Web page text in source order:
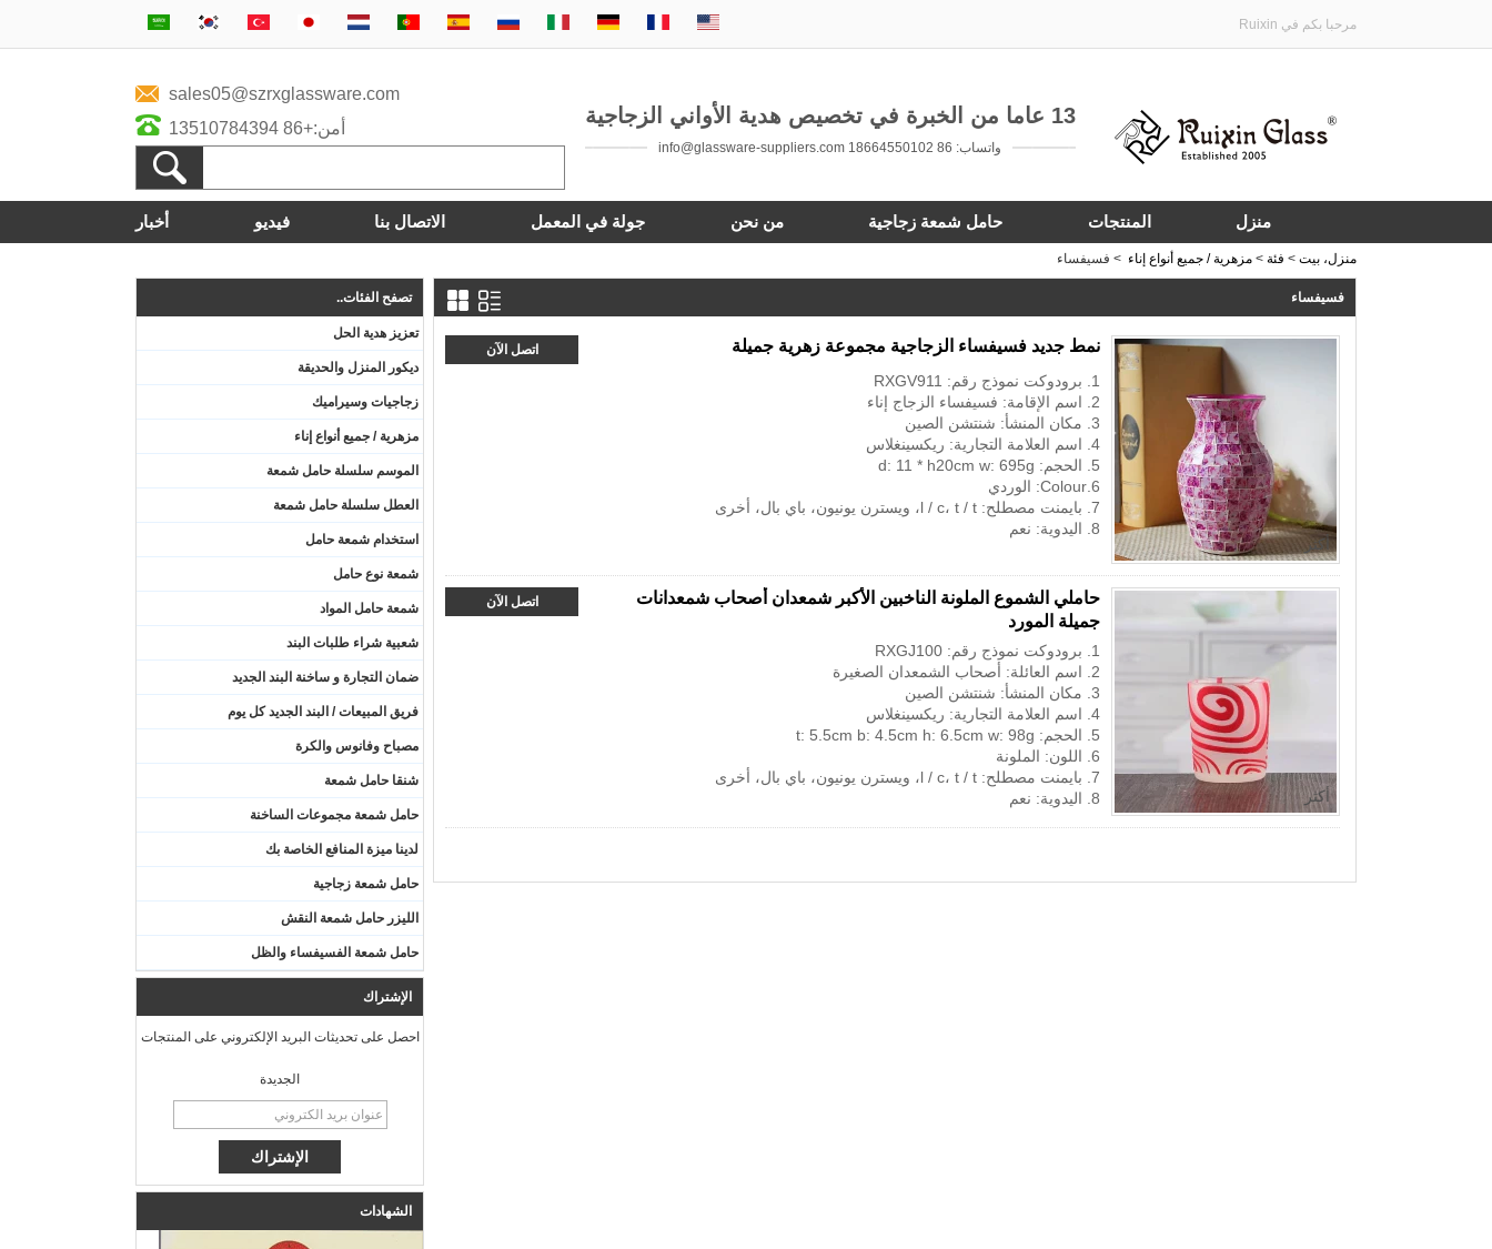
مرحبا بكم في Ruixin
13 عاما من الخبرة في تخصيص هدية الأواني الزجاجية
واتساب: 86 18664550102 info@glassware-suppliers.com
sales05@szrxglassware.com
أمن:+86 13510784394
منزل المنتجات حامل شمعة زجاجية من نحن جولة في المعمل الاتصال بنا فيديو أخبار
منزل، بيت > فئة > مزهرية / جميع أنواع إناء > فسيفساء
تصفح الفئات..
تعزيز هدية الحل
ديكور المنزل والحديقة
زجاجيات وسيراميك
مزهرية / جميع أنواع إناء
الموسم سلسلة حامل شمعة
العطل سلسلة حامل شمعة
استخدام شمعة حامل
شمعة نوع حامل
شمعة حامل المواد
شعبية شراء طلبات البند
ضمان التجارة و ساخنة البند الجديد
فريق المبيعات / البند الجديد كل يوم
مصباح وفانوس والكرة
شنقا حامل شمعة
حامل شمعة مجموعات الساخنة
لدينا ميزة المنافع الخاصة بك
حامل شمعة زجاجية
الليزر حامل شمعة النقش
حامل شمعة الفسيفساء والظل
الإشتراك
احصل على تحديثات البريد الإلكتروني على المنتجات
الجديدة
الشهادات
فسيفساء
نمط جديد فسيفساء الزجاجية مجموعة زهرية جميلة اتصل الآن
1. برودوكت نموذج رقم: RXGV911
2. اسم الإقامة: فسيفساء الزجاج إناء
3. مكان المنشأ: شنتشن الصين
4. اسم العلامة التجارية: ريكسينغلاس
5. الحجم: d: 11 * h20cm w: 695g
6.Colour: الوردي
7. بايمنت مصطلح: l / c، t / t، ويسترن يونيون، باي بال، أخرى
8. اليدوية: نعم
أكثر
حاملي الشموع الملونة الناخبين الأكبر شمعدان أصحاب شمعدانات
جميلة المورد
اتصل الآن
1. برودوكت نموذج رقم: RXGJ100
2. اسم العائلة: أصحاب الشمعدان الصغيرة
3. مكان المنشأ: شنتشن الصين
4. اسم العلامة التجارية: ريكسينغلاس
5. الحجم: t: 5.5cm b: 4.5cm h: 6.5cm w: 98g
6. اللون: الملونة
7. بايمنت مصطلح: l / c، t / t، ويسترن يونيون، باي بال، أخرى
8. اليدوية: نعم
أكثر